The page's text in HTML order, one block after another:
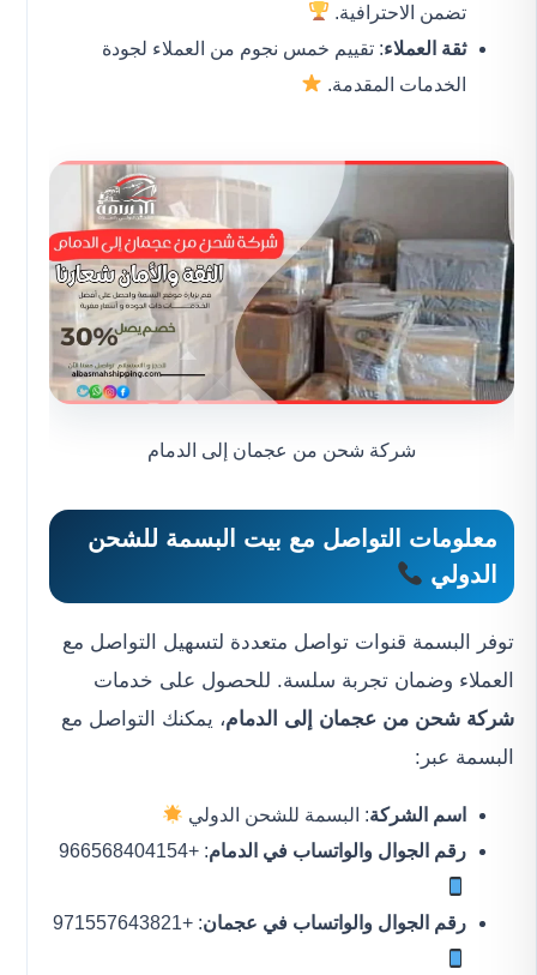
تضمن الاحترافية.
ثقة العملاء: تقييم خمس نجوم من العملاء لجودة
الخدمات المقدمة.
شركة شحن من عجمان إلى الدمام
معلومات التواصل مع بيت البسمة للشحن
الدولي
توفر البسمة قنوات تواصل متعددة لتسهيل التواصل مع
العملاء وضمان تجربة سلسة. للحصول على خدمات
شركة شحن من عجمان إلى الدمام، يمكنك التواصل مع
البسمة عبر:
اسم الشركة: البسمة للشحن الدولي
رقم الجوال والواتساب في الدمام: +966568404154
رقم الجوال والواتساب في عجمان: +971557643821